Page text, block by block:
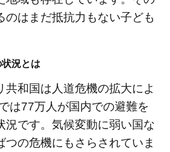
のはまだ抵抗力もない子ども
況とは
共和国は人道危機の拡大によ
は77万人が国内での避難を
況です。気候変動に弱い国な
つの危機にもさらされていま